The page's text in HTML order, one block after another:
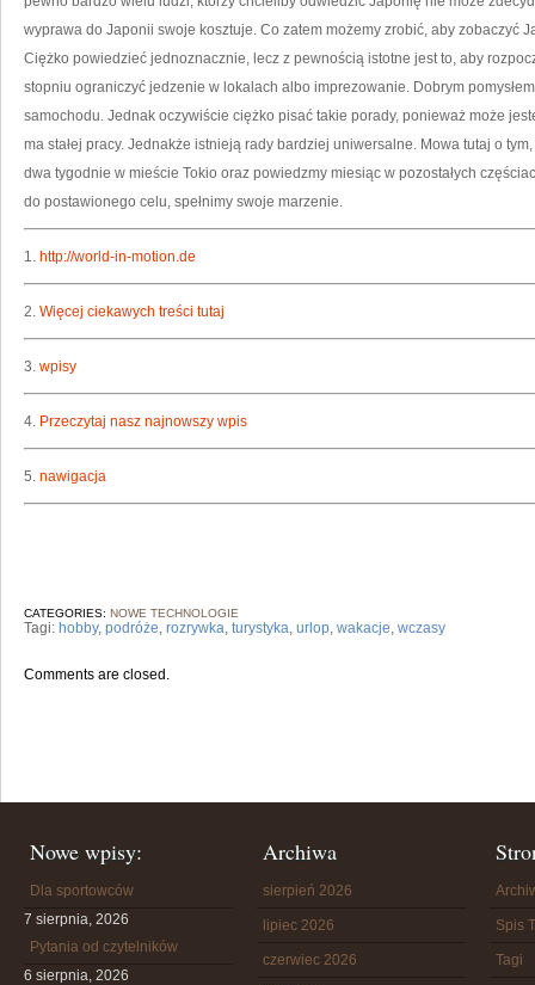
wyprawa do Japonii swoje kosztuje. Co zatem możemy zrobić, aby zobaczyć
Ciężko powiedzieć jednoznacznie, lecz z pewnością istotne jest to, aby
stopniu ograniczyć jedzenie w lokalach albo imprezowanie. Dobrym
samochodu. Jednak oczywiście ciężko pisać takie porady, ponieważ może
ma stałej pracy. Jednakże istnieją rady bardziej uniwersalne. Mowa tutaj o
dwa tygodnie w mieście Tokio oraz powiedzmy miesiąc w pozostałych
do postawionego celu, spełnimy swoje marzenie.
1. http://world-in-motion.de
2. Więcej ciekawych treści tutaj
3. wpisy
4. Przeczytaj nasz najnowszy wpis
5. nawigacja
CATEGORIES: NOWE TECHNOLOGIE
Tagi: hobby, podróże, rozrywka, turystyka, urlop, wakacje, wczasy
Comments are closed.
Nowe wpisy:
Dla sportowców
7 sierpnia, 2026
Pytania od czytelników
6 sierpnia, 2026
Archiwa
sierpień 2026
lipiec 2026
czerwiec 2026
Spis
Tagi